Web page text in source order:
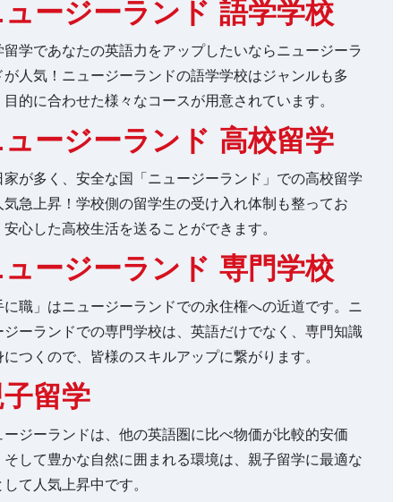
ュージーランド 語学学校
留学であなたの英語力をアップしたいならニュージーラ
が人気！ニュージーランドの語学学校はジャンルも多
目的に合わせた様々なコースが用意されています。
ュージーランド 高校留学
家が多く、安全な国「ニュージーランド」での高校留学
気急上昇！学校側の留学生の受け入れ体制も整ってお
安心した高校生活を送ることができます。
ュージーランド 専門学校
に職」はニュージーランドでの永住権への近道です。ニ
ジーランドでの専門学校は、英語だけでなく、専門知識
つくので、皆様のスキルアップに繋がります。
留学
ージーランドは、他の英語圏に比べ物価が比較的安価
そして豊かな自然に囲まれる環境は、親子留学に最適な
て人気上昇中です。